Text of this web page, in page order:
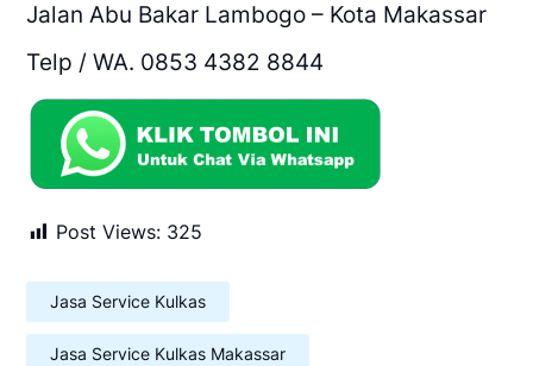
Jalan Abu Bakar Lambogo – Kota Makassar
Telp / WA. 0853 4382 8844
Post Views: 325
Jasa Service Kulkas
Jasa Service Kulkas Makassar